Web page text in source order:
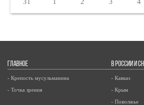
ГЛАВНОЕ
- Крепость мусульманина
- Точка зрения
В РОССИИ И СНГ
- Кавказ
- Крым
- Поволжье